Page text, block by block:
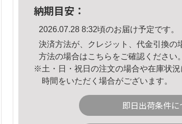
納期目安：
2026.07.28 8:32頃のお届け予定です。
決済方法が、クレジット、代金引換の
方法の場合はこちら をご確認ください。
※土・日・祝日の注文の場合や在庫状
時間をいただく場合がございます。
即日出荷条件に